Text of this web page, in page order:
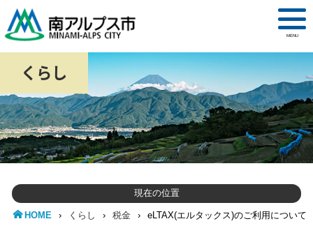
MENU
くらし
現在の位置
HOME › くらし › 税金 › eLTAX(エルタックス)のご利用について